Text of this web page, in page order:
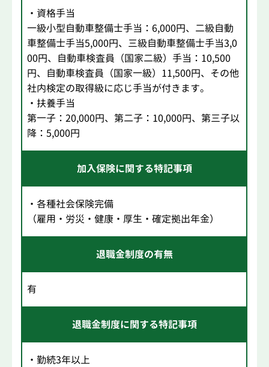
・資格手当
一級小型自動車整備士手当：6,000円、二級自動
車整備士手当5,000円、三級自動車整備士手当3,0
00円、自動車検査員（国家二級）手当：10,500
円、自動車検査員（国家一級）11,500円、その他
社内検定の取得級に応じ手当が付きます。
・扶養手当
第一子：20,000円、第二子：10,000円、第三子以
降：5,000円
加入保険に関する特記事項
・各種社会保険完備
（雇用・労災・健康・厚生・確定拠出年金）
退職金制度の有無
有
退職金制度に関する特記事項
・勤続3年以上